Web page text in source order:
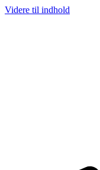
Videre til indhold